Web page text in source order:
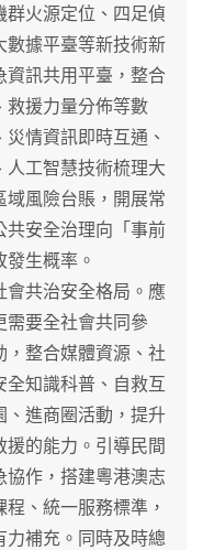
群火源定位、四足偵
數據平臺等新技術新
資訊共用平臺，整合
救援力量分佈等數
情資訊即時互通、
工智慧技術梳理大
域風險台賬，開展常
共安全治理向「事前
生概率。
共治安全格局。應
需要全社會共同參
整合媒體資源、社
全知識科普、自救互
、進商圈活動，提升
援的能力。引導民間
協作，搭建粵港澳志
、統一服務標準，
力補充。同時及時總